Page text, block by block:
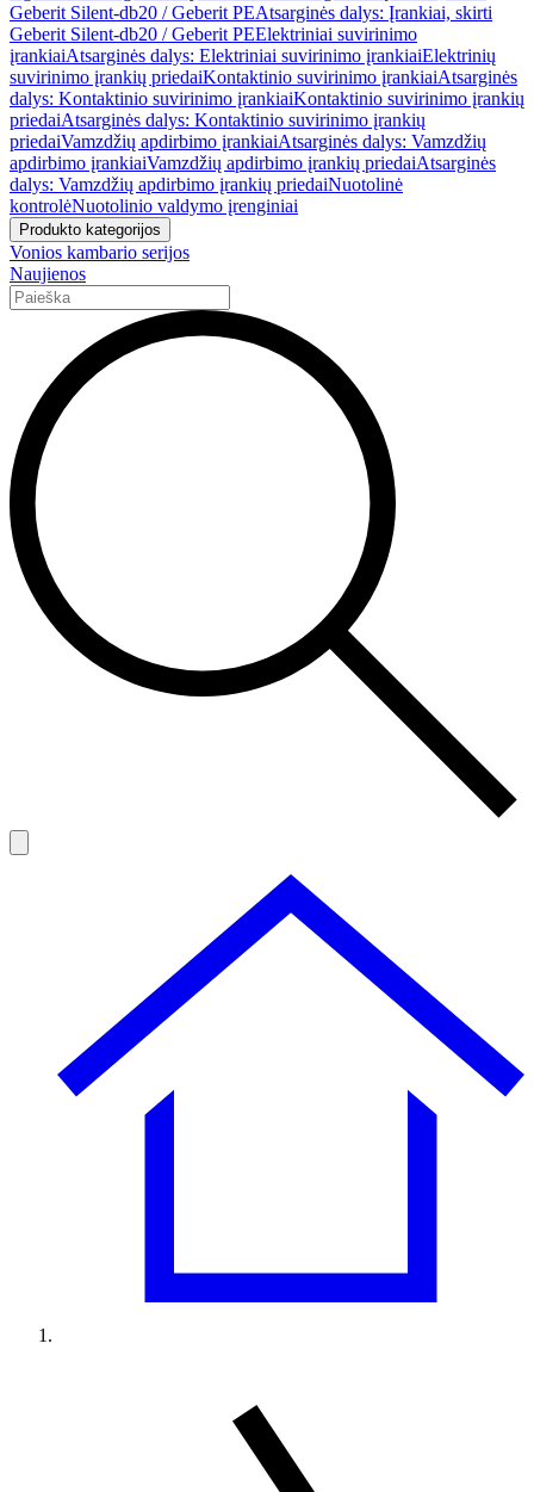
Geberit Silent-db20 / Geberit PEAtsarginės dalys: Įrankiai, skirti
Geberit Silent-db20 / Geberit PEElektriniai suvirinimo
įrankiaiAtsarginės dalys: Elektriniai suvirinimo įrankiaiElektrinių
suvirinimo įrankių priedaiKontaktinio suvirinimo įrankiaiAtsarginės
dalys: Kontaktinio suvirinimo įrankiaiKontaktinio suvirinimo įrankių
priedaiAtsarginės dalys: Kontaktinio suvirinimo įrankių
priedaiVamzdžių apdirbimo įrankiaiAtsarginės dalys: Vamzdžių
apdirbimo įrankiaiVamzdžių apdirbimo įrankių priedaiAtsarginės
dalys: Vamzdžių apdirbimo įrankių priedaiNuotolinė
kontrolėNuotolinio valdymo įrenginiai
Produkto kategorijos
Vonios kambario serijos
Naujienos